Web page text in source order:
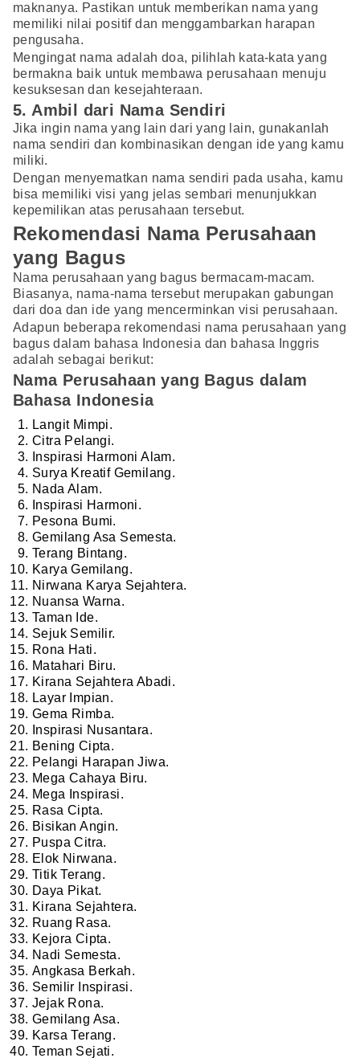
maknanya. Pastikan untuk memberikan nama yang
memiliki nilai positif dan menggambarkan harapan
pengusaha.
Mengingat nama adalah doa, pilihlah kata-kata yang
bermakna baik untuk membawa perusahaan menuju
kesuksesan dan kesejahteraan.
5. Ambil dari Nama Sendiri
Jika ingin nama yang lain dari yang lain, gunakanlah
nama sendiri dan kombinasikan dengan ide yang kamu
miliki.
Dengan menyematkan nama sendiri pada usaha, kamu
bisa memiliki visi yang jelas sembari menunjukkan
kepemilikan atas perusahaan tersebut.
Rekomendasi Nama Perusahaan
yang Bagus
Nama perusahaan yang bagus bermacam-macam.
Biasanya, nama-nama tersebut merupakan gabungan
dari doa dan ide yang mencerminkan visi perusahaan.
Adapun beberapa rekomendasi nama perusahaan yang
bagus dalam bahasa Indonesia dan bahasa Inggris
adalah sebagai berikut:
Nama Perusahaan yang Bagus dalam
Bahasa Indonesia
Langit Mimpi.
Citra Pelangi.
Inspirasi Harmoni Alam.
Surya Kreatif Gemilang.
Nada Alam.
Inspirasi Harmoni.
Pesona Bumi.
Gemilang Asa Semesta.
Terang Bintang.
Karya Gemilang.
Nirwana Karya Sejahtera.
Nuansa Warna.
Taman Ide.
Sejuk Semilir.
Rona Hati.
Matahari Biru.
Kirana Sejahtera Abadi.
Layar Impian.
Gema Rimba.
Inspirasi Nusantara.
Bening Cipta.
Pelangi Harapan Jiwa.
Mega Cahaya Biru.
Mega Inspirasi.
Rasa Cipta.
Bisikan Angin.
Puspa Citra.
Elok Nirwana.
Titik Terang.
Daya Pikat.
Kirana Sejahtera.
Ruang Rasa.
Kejora Cipta.
Nadi Semesta.
Angkasa Berkah.
Semilir Inspirasi.
Jejak Rona.
Gemilang Asa.
Karsa Terang.
Teman Sejati.